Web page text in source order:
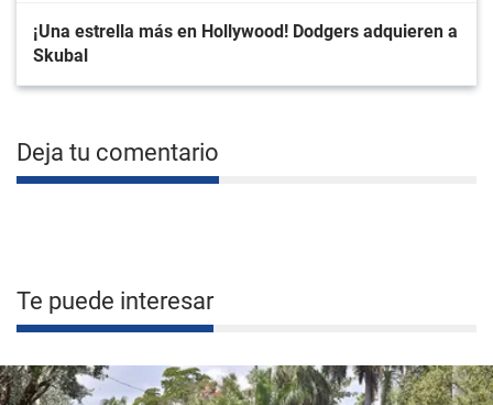
¡Una estrella más en Hollywood! Dodgers adquieren a
Skubal
Deja tu comentario
Te puede interesar